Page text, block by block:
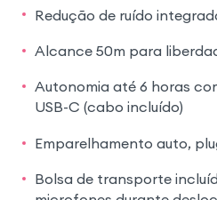
Redução de ruído
Alcance 50m para
Autonomia até 6 horas
USB-C (cabo incluído)
Emparelhamento auto,
Bolsa de transporte